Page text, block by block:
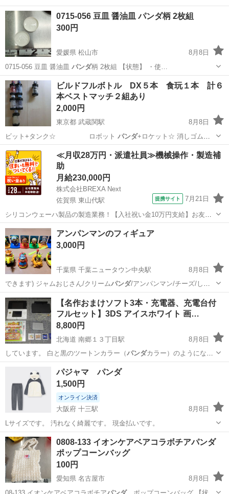
0715-056 豆皿 醤油皿 パンダ柄 2枚組
300円
愛媛県 松山市
8月8日
0715-056 豆皿 醤油皿 パンダ 柄 2枚組 【状態】 ・使…
愛媛 松山市 食器 豆皿
ビルドフルボトル DX５本 食玩１本 計６
本ベストマッチ２組あり
2,000円
東京都 武蔵関駅
8月8日
ビット+タンク☆ ロボット パンダ+ロケット☆ 消しゴム
※☆の組み…
東京 練馬区 武蔵関駅 おもちゃ
≪月収28万円・派遣社員≫機械操作・製造補
助
月給230,000円
株式会社BREXA Next
佐賀県 東山代駅
提携サイト 7月21日
シリコンウェーハ製品の製造業務！【入社祝い金10万円支給】お友達
やカップルとの応募OK◎年間休日129日＆休出なしでプライベート充
実♪業務はクリーンルームで快適作業◎自社正社員登用制度あり★1食
300円～の格安食堂あり！《佐...
佐賀 伊万里市 東山代駅 その他
アンパンマンのフィギュア
3,000円
千葉県 千葉ニュータウン中央駅
8月8日
できます) ジャムおじさん/クリームパンダ/アンパンマン/チーズ/しょ
くぱんまん…
千葉 印西市 千葉ニュータウン中央駅 フィギュア
アンパンマン
【名作おまけソフト3本・充電器、充電台付
フルセット】3DS アイスホワイト 画…
8,800円
北海道 南郷１３丁目駅
8月8日
しています。 白と黒のツートンカラー（パンダカラー）のようになっ
ていますが、ガタつ… 南郷１３丁目駅
パジャマ パンダ
1,500円
オンライン決済
大阪府 十三駅
8月8日
Lサイズです。 汚れなく綺麗です。 現金払いです。
大阪 大阪市 その他
0808-133 イオンケアベアコラボチアパンダ
ポップコーンバッグ
100円
愛知県 名古屋市
8月8日